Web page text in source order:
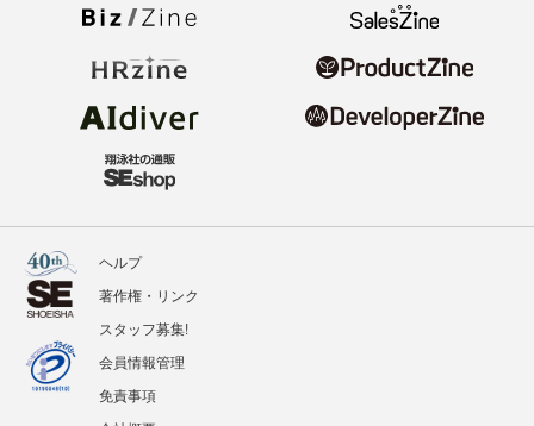
ヘルプ
著作権・リンク
スタッフ募集!
会員情報管理
免責事項